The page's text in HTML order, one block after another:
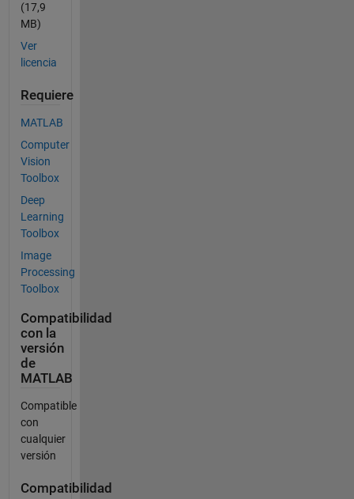
(17,9
MB)
Ver
licencia
Requiere
MATLAB
Computer
Vision
Toolbox
Deep
Learning
Toolbox
Image
Processing
Toolbox
Compatibilidad
con la
versión
de
MATLAB
Compatible
con
cualquier
versión
Compatibilidad